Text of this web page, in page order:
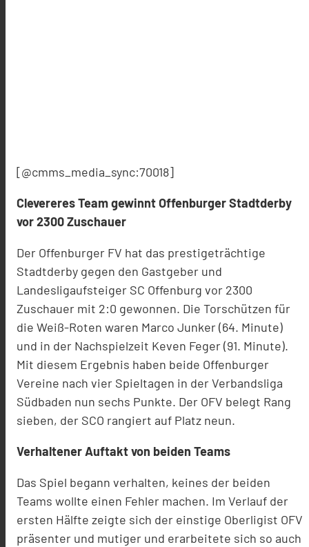
[@cmms_media_sync:70018]
Clevereres Team gewinnt Offenburger Stadtderby
vor 2300 Zuschauer
Der Offenburger FV hat das prestigeträchtige
Stadtderby gegen den Gastgeber und
Landesligaufsteiger SC Offenburg vor 2300
Zuschauer mit 2:0 gewonnen. Die Torschützen für
die Weiß-Roten waren Marco Junker (64. Minute)
und in der Nachspielzeit Keven Feger (91. Minute).
Mit diesem Ergebnis haben beide Offenburger
Vereine nach vier Spieltagen in der Verbandsliga
Südbaden nun sechs Punkte. Der OFV belegt Rang
sieben, der SCO rangiert auf Platz neun.
Verhaltener Auftakt von beiden Teams
Das Spiel begann verhalten, keines der beiden
Teams wollte einen Fehler machen. Im Verlauf der
ersten Hälfte zeigte sich der einstige Oberligist OFV
präsenter und mutiger und erarbeitete sich so auch